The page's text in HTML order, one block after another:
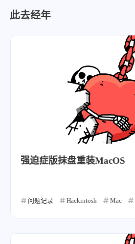
此去经年
强迫症版抹盘重装MacOS
问题记录 Hackintosh Mac